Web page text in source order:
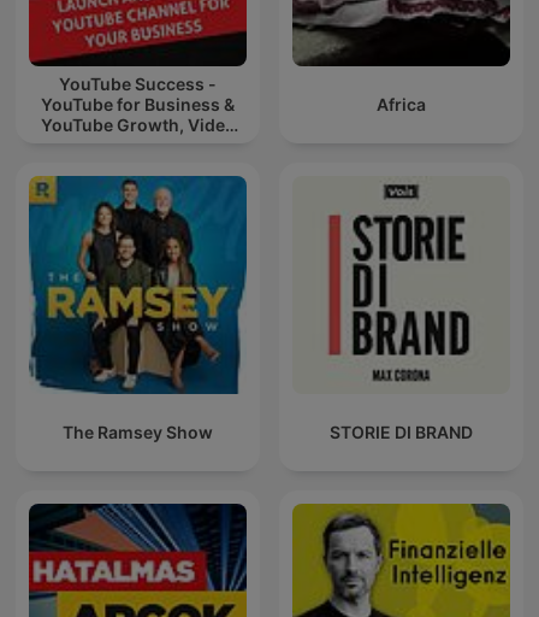
YouTube Success -
YouTube for Business &
YouTube Growth, Video
Africa
The Ramsey Show STORIE DI BRAND